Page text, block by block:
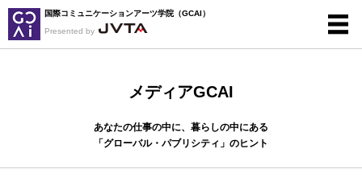
国際コミュニケーションアーツ学院（GCAI）
Presented by
メディアGCAI
あなたの仕事の中に、暮らしの中にある
「グローバル・パブリシティ」のヒント